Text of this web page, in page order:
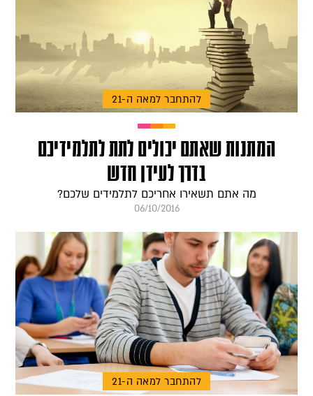
להתחבר למאה ה-21
המתנות שאתם יכולים לתת לתלמידיכם
בדרך לעידן חדש
מה אתם תשאירו אחריכם לתלמידים שלכם?
06/10/2016
להתחבר למאה ה-21